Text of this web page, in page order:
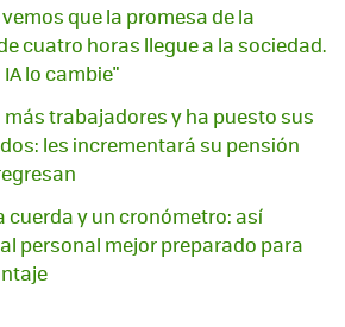
que la promesa de la
cuatro horas llegue a la sociedad.
lo cambie"
trabajadores y ha puesto sus
les incrementará su pensión
cuerda y un cronómetro: así
personal mejor preparado para